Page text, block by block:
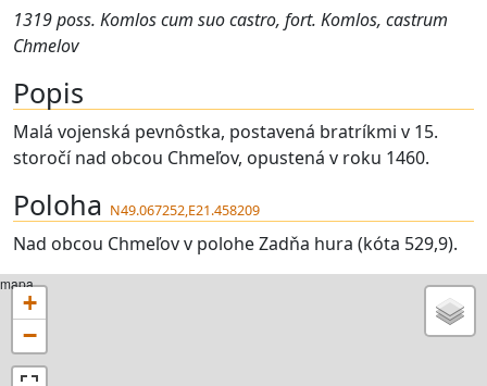
1319 poss. Komlos cum suo castro, fort. Komlos, castrum
Chmelov
Popis
Malá vojenská pevnôstka, postavená bratríkmi v 15.
storočí nad obcou Chmeľov, opustená v roku 1460.
Poloha N49.067252,E21.458209
Nad obcou Chmeľov v polohe Zadňa hura (kóta 529,9).
mapa
+
−